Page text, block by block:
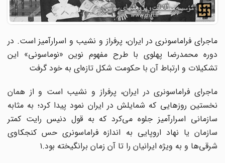
ماجرای فراماسونری در ایران، پرفراز و نشیب و اسرارآمیز است. در
دوره محمدرضا پهلوی با طرح مفهوم نوین «نوماسونی» این
تشکیلات و ارتباط آن با حکومت شکل تازه‌ای به خود گرفت
ماجرای فراماسونری در ایران، پرفراز و نشیب است و از همان
نخستین روزهایی که شمایلش در ایران نمود پیدا کرد؛ به مثابه
سازمانی اسرارآمیز جلوه می‌کرد که به قول دنیس رایت کمتر
سازمان یا نهاد اروپایی به ‌اندازه فراماسونری حس کنجکاوی
شرقی‌ها و به ویژه ایرانیان را تا آن زمان برانگیخته بود.۱